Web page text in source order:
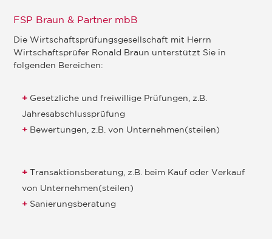
FSP Braun & Partner mbB
Die Wirtschaftsprüfungsgesellschaft mit Herrn
Wirtschaftsprüfer Ronald Braun unterstützt Sie in
folgenden Bereichen:
Gesetzliche und freiwillige Prüfungen, z.B.
Jahresabschlussprüfung
Bewertungen, z.B. von Unternehmen(steilen)
Transaktionsberatung, z.B. beim Kauf oder Verkauf
von Unternehmen(steilen)
Sanierungsberatung